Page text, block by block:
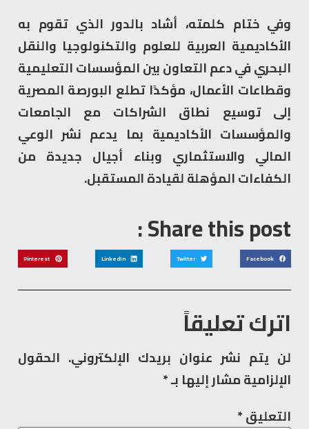
وفي ختام كلمته، أشاد بالدور الذي تقوم به
الأكاديمية العربية للعلوم والتكنولوجيا والنقل
البحري في دعم التعاون بين المؤسسات التعليمية
وقطاعات الأعمال، مؤكدًا تطلع البورصة المصرية
إلى توسيع نطاق الشراكات مع الجامعات
والمؤسسات الأكاديمية بما يدعم نشر الوعي
المالي والاستثماري وبناء أجيال جديدة من
الكفاءات المؤهلة لقيادة المستقبل.
Share this post :
Facebook
Twitter
LinkedIn
Pinterest
اترك تعليقاً
لن يتم نشر عنوان بريدك الإلكتروني. الحقول
الإلزامية مشار إليها بـ *
التعليق*